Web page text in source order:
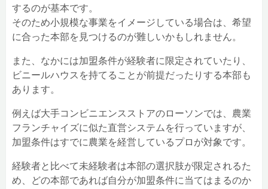
するのが基本です。
そのため小規模な事業をイメージしている場合は、希望
に合った本部を見つけるのが難しいかもしれません。
また、なかには加盟条件が経験者に限定されていたり、
ビニールハウスを持てることが前提だったりする本部も
あります。
例えば大手コンビニエンスストアのローソンでは、農業
フランチャイズに似た直営システムを行っていますが、
加盟条件はすでに農業を経営しているプロが対象です。
経験者と比べて未経験者は本部の選択肢が限定されるた
め、どの本部であれば自分が加盟条件に当てはまるのか